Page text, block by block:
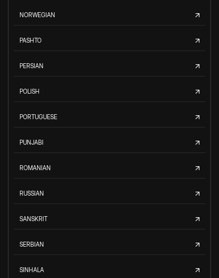
NORWEGIAN
PASHTO
PERSIAN
POLISH
PORTUGUESE
PUNJABI
ROMANIAN
RUSSIAN
SANSKRIT
SERBIAN
SINHALA